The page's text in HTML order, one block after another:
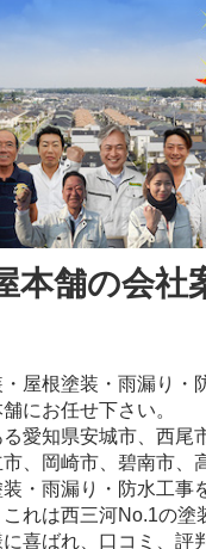
本舗の会社
屋根塗装・雨漏り・
にお任せ下さい。
愛知県安城市、西尾
、岡崎市、碧南市、
・雨漏り・防水工事
れは西三河No.1の塗
喜ばれ、口コミ、評